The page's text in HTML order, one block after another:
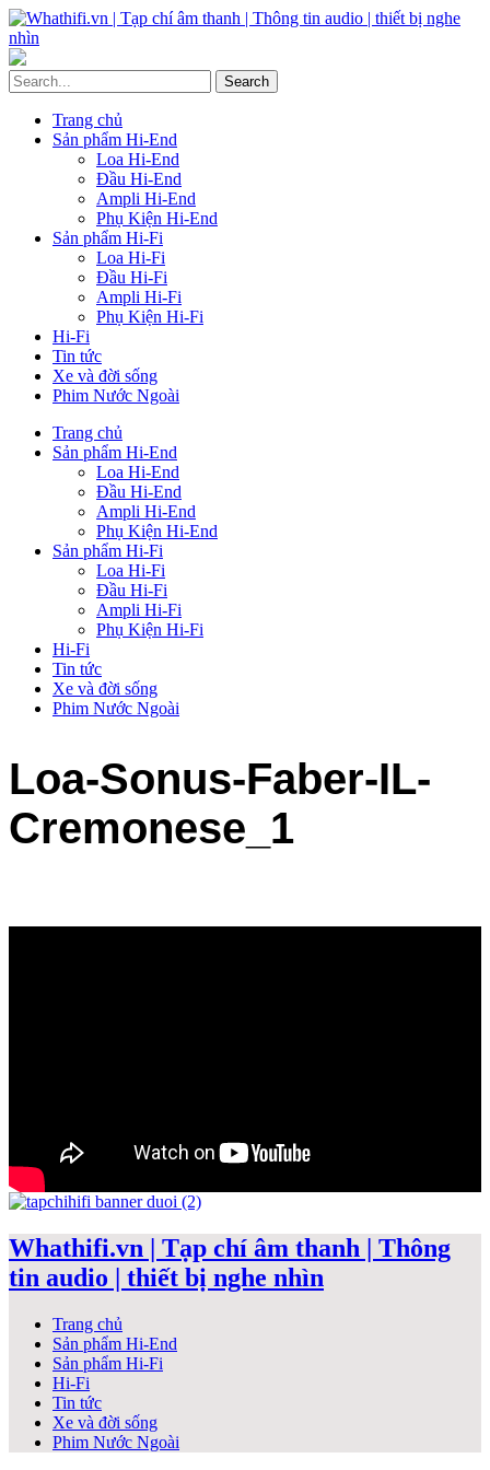
Trang chủ
Sản phẩm Hi-End
Loa Hi-End
Đầu Hi-End
Ampli Hi-End
Phụ Kiện Hi-End
Sản phẩm Hi-Fi
Loa Hi-Fi
Đầu Hi-Fi
Ampli Hi-Fi
Phụ Kiện Hi-Fi
Hi-Fi
Tin tức
Xe và đời sống
Phim Nước Ngoài
Trang chủ
Sản phẩm Hi-End
Loa Hi-End
Đầu Hi-End
Ampli Hi-End
Phụ Kiện Hi-End
Sản phẩm Hi-Fi
Loa Hi-Fi
Đầu Hi-Fi
Ampli Hi-Fi
Phụ Kiện Hi-Fi
Hi-Fi
Tin tức
Xe và đời sống
Phim Nước Ngoài
Loa-Sonus-Faber-IL-
Cremonese_1
Whathifi.vn | Tạp chí âm thanh | Thông
tin audio | thiết bị nghe nhìn
Trang chủ
Sản phẩm Hi-End
Sản phẩm Hi-Fi
Hi-Fi
Tin tức
Xe và đời sống
Phim Nước Ngoài